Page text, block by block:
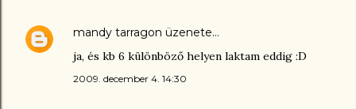
mandy tarragon üzenete…
ja, és kb 6 különböző helyen laktam eddig :D
2009. december 4. 14:30